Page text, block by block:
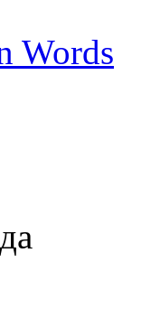
Words